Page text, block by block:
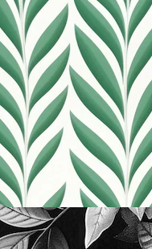
Copyright © 2010-